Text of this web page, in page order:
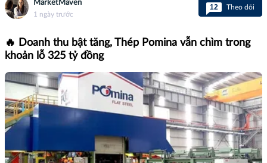
MarketMaven
1 ngày trước
12 Theo dõi
🔥 Doanh thu bật tăng, Thép Pomina vẫn chìm trong
khoản lỗ 325 tỷ đồng